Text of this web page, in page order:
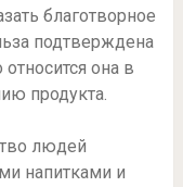
благотворное
подтверждена
она в
продукта.
людей
напитками и